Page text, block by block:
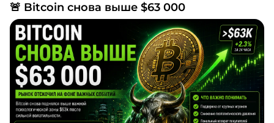
🚨 Bitcoin снова выше $63 000